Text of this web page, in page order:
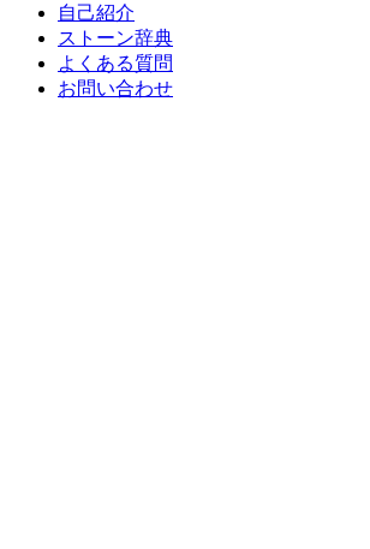
自己紹介
ストーン辞典
よくある質問
お問い合わせ